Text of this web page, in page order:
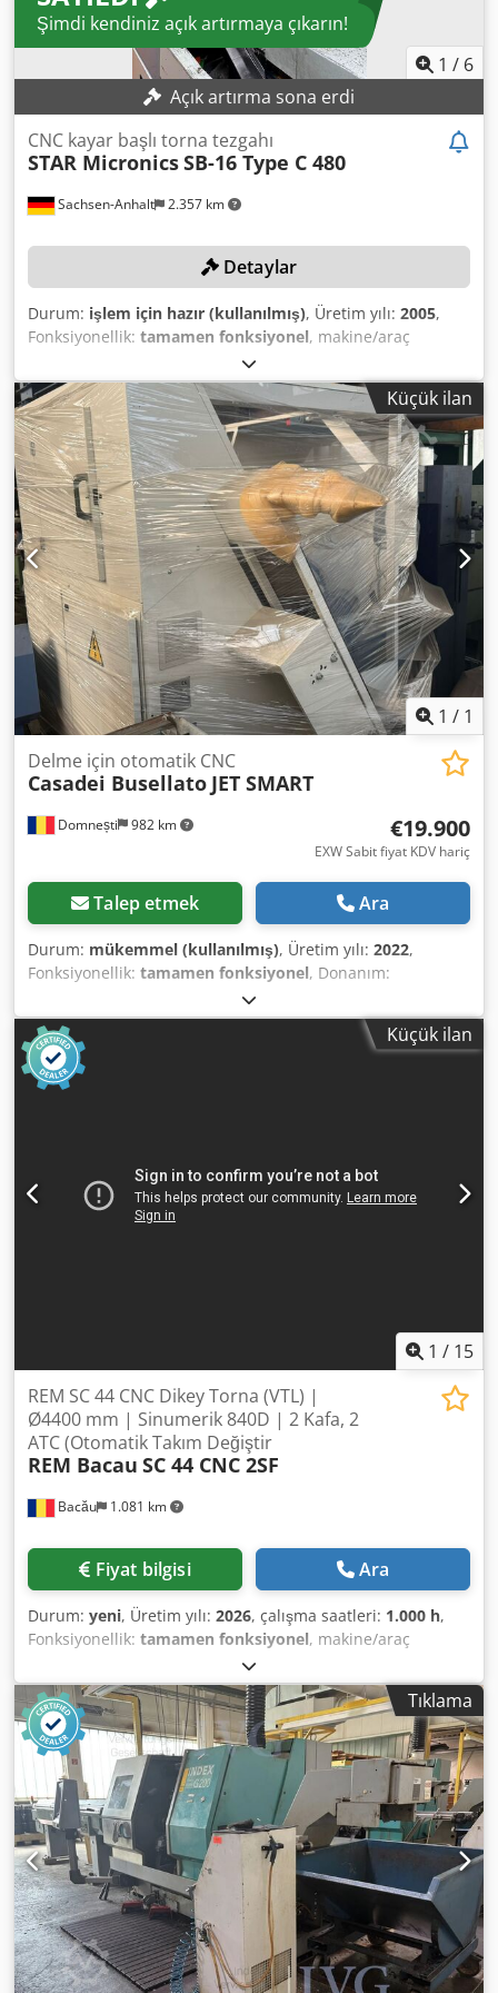
Şimdi kendiniz açık artırmaya çıkarın!
1 / 6
Açık artırma sona erdi
Sachsen-Anhalt 2.357 km
CNC kayar başlı torna tezgahı
STAR MicronicsSB-16 Type C 480
Detaylar
Durum: işlem için hazır (kullanılmış), Üretim yılı: 2005,
Fonksiyonellik: tamamen fonksiyonel, makine/araç
205 mm
6.000 dev/dak, Çubuk çapı (maks.):16 mm, kontrolör
modeli:FANUC Series 18i-TB, eksen sayısı:5, Ana ve karşı
mil donanımlı CNC uzun torna otomatı! TEKNİK DETAYLAR
İşleme Verileri Maksimum çubuk çapı: 16 mm Maksimum
tornalama uzunluğu: 205 mm Maksimum devir: 6.000
dev/dak Eksen sayısı: 5 Çubuk uzunluğu: 3.200 mm
Kontrol: FANUC Seri 18i-TB MAKİNE DETAYLARI Djdpfow
Uim Isx Ablokr Ağırlık: 1.600 kg DONANIM Ana mil Karşı mil
Yan işleme için 8 takım yuvası Arka ve ön işleme için 2x 4
takım yuvası 3 tahrikli takım istasyonu Küçük parça çıkış
bantı FMB Minimag 3200 A çubuk yükleme magazini
Küçük ilan
1 / 1
Domnești 982 km
Delme için otomatik CNC
Casadei Busellato JET SMART
€19.900
EXW Sabit fiyat KDV hariç
Talep etmek Ara
Durum: mükemmel (kullanılmış), Üretim yılı: 2022,
Fonksiyonellik: tamamen fonksiyonel, Donanım:
, Otomatik matkap makinesi Jet
Smart, zanaatkârlar ve küçük ile orta ölçekli işletmeler için
ideal bir çözümdür. Esneklik, hız ve kullanım kolaylığı;
makinenin yüksek verimlilik ve her çalışma koşulunda
mükemmel delme sağlamasına olanak tanıyan başlıca
panel uzunluğu ile ayarlanan uzunluk arasındaki herhangi
bir fark kolayca düzeltilir. /// Teknik detaylar Dkedpfxsy Rl
Ars Ablor Maks. parça ölçüsü – 3050x900x60 mm Min.
Küçük ilan
1 / 15
Bacău 1.081 km
REM SC 44 CNC Dikey Torna (VTL) |
Ø4400 mm | Sinumerik 840D | 2 Kafa, 2
ATC (Otomatik Takım Değiştir
REM Bacau SC 44 CNC 2SF
Fiyat bilgisi Ara
Durum: yeni, Üretim yılı: 2026, çalışma saatleri: 1.000 h,
Fonksiyonellik: tamamen fonksiyonel, makine/araç
, NEU 2026 – REM SC 44 CNC 2SF |
Schwerlast-CNC-Karusselldrehmaschine Spitzenmodell der
vertikalen CNC-Drehzentren von REM Bacau mit zwei
Fräsköpfen, zwei automatischen Werkzeugwechslern und
Siemens Sinumerik 840D SL Steuerung. Entwickelt für die
anspruchsvollsten Schwerzerspanungsanwendungen.
BEARBEITUNGSBEREICH: • Planscheibendurchmesser:
4.000 mm • Bearbeitungsdurchmesser: 4.400 mm •
Bearbeitungshöhe: 2.000 mm • Max. Werkstückgewicht:
16.000 kg ACHSENWEGE: • X-Achse
(Schlittenquerbewegung): 2.500 mm • W-Achse
(verstellbarer Querbalken): 1.200 mm • Z-Achse
(Vertikalhub des Schlittens): 1.250 mm • Indexierschritt:
300 mm ARBEITSTISCH: • Durchmesser: 4.000 mm |
Tıklama